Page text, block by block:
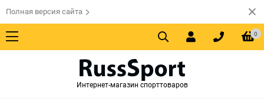
Полная версия сайта
0
Интернет-магазин спорттоваров